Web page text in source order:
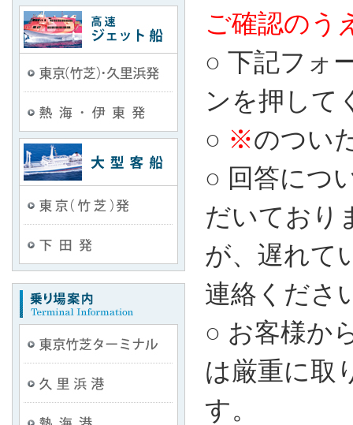
高速ジェット船
東京（竹芝）・久里浜発
熱海発
大型客船
東京（竹芝）発
下田発
東京竹芝ターミナル
久里浜港
熱海港
ご確認のう
○ 下記フォ
ンを押して
○ ※のつい
○ 回答につ
だいており
が、遅れて
連絡くださ
○ お客様か
は厳重に取
す。